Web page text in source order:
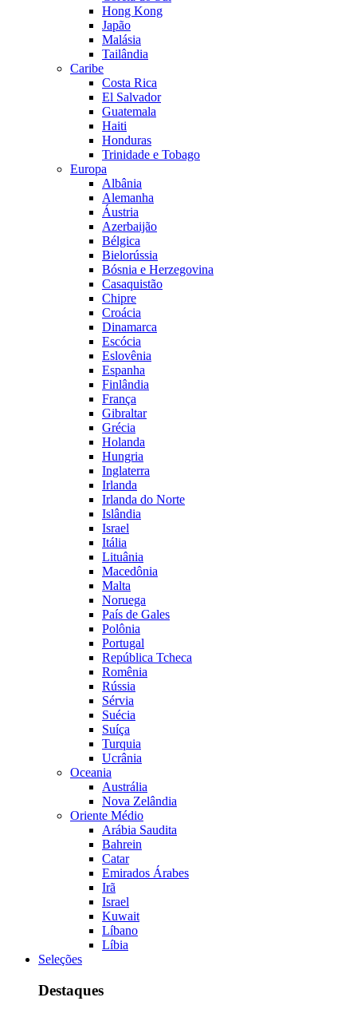
Hong Kong
Japão
Malásia
Tailândia
Caribe
Costa Rica
El Salvador
Guatemala
Haiti
Honduras
Trinidade e Tobago
Europa
Albânia
Alemanha
Áustria
Azerbaijão
Bélgica
Bielorússia
Bósnia e Herzegovina
Casaquistão
Chipre
Croácia
Dinamarca
Escócia
Eslovênia
Espanha
Finlândia
França
Gibraltar
Grécia
Holanda
Hungria
Inglaterra
Irlanda
Irlanda do Norte
Islândia
Israel
Itália
Lituânia
Macedônia
Malta
Noruega
País de Gales
Polônia
Portugal
República Tcheca
Romênia
Rússia
Sérvia
Suécia
Suíça
Turquia
Ucrânia
Oceania
Austrália
Nova Zelândia
Oriente Médio
Arábia Saudita
Bahrein
Catar
Emirados Árabes
Irã
Israel
Kuwait
Líbano
Líbia
Seleções
Destaques